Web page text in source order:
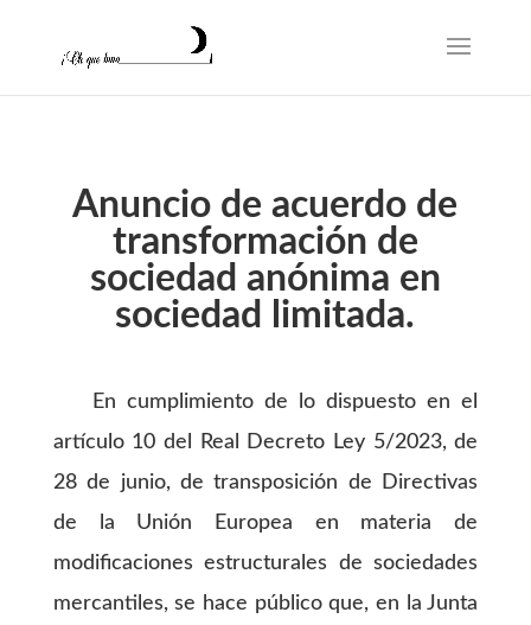
Anuncio de acuerdo de
transformación de
sociedad anónima en
sociedad limitada.
En cumplimiento de lo dispuesto en el
artículo 10 del Real Decreto Ley 5/2023, de
28 de junio, de transposición de Directivas
de la Unión Europea en materia de
modificaciones estructurales de sociedades
mercantiles, se hace público que, en la Junta